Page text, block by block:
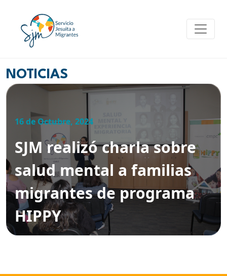
content
NOTICIAS
16 de Octubre, 2024
SJM realizó charla sobre
salud mental a familias
migrantes de programa
HIPPY